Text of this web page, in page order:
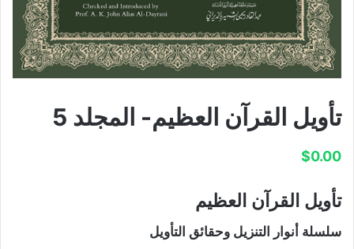
تأويل القرآن العظيم- المجلد 5
$0.00
تأويل القرآن العظيم
سلسلة أنوار التنزيل وحقائق التأويل